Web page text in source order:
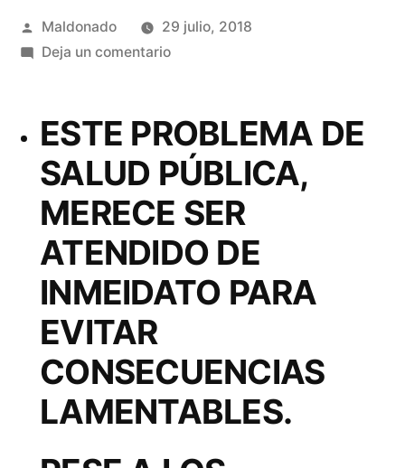
Publicado
por
Maldonado
29 julio, 2018
Deja un comentarioen
LA
CIUDADANANÍA
EN
DISPOSICIÓN
PARA
COOPERAR
CON
EL
SALUD,
ANTE
LA
PROLIFERACIÓN
DE
ESTE PROBLEMA DE
SALUD PÚBLICA,
MERECE SER
ATENDIDO DE
INMEIDATO PARA
EVITAR
CONSECUENCIAS
LAMENTABLES.